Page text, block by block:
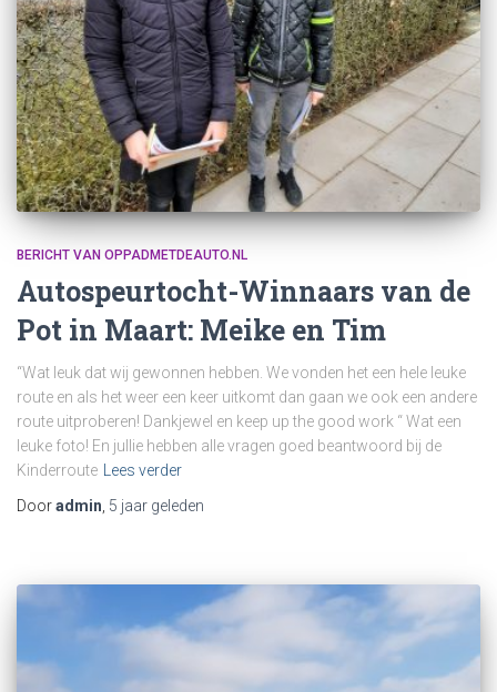
BERICHT VAN OPPADMETDEAUTO.NL
Autospeurtocht-Winnaars van de
Pot in Maart: Meike en Tim
“Wat leuk dat wij gewonnen hebben. We vonden het een hele leuke
route en als het weer een keer uitkomt dan gaan we ook een andere
route uitproberen! Dankjewel en keep up the good work “ Wat een
leuke foto! En jullie hebben alle vragen goed beantwoord bij de
Kinderroute Lees verder
Dooradmin 5 jaar geleden